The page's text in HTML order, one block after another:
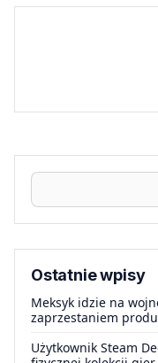
Ostatnie wpisy
Meksyk idzie na
zaprzestaniem
Użytkownik Steam